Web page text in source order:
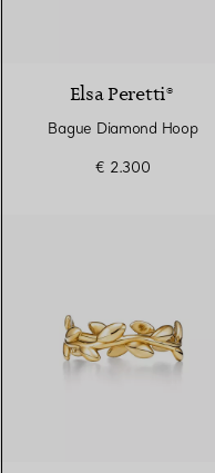
Elsa Peretti®
Bague Diamond Hoop
€ 2.300